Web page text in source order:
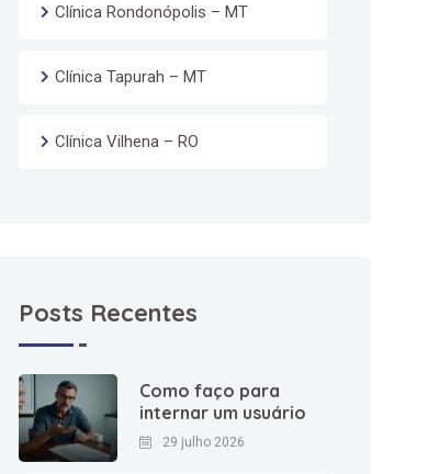
Clínica Rondonópolis – MT
Clínica Tapurah – MT
Clínica Vilhena – RO
Posts Recentes
Como faço para
internar um usuário
29 julho 2026